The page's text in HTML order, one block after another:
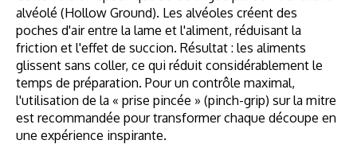
alvéolé (Hollow Ground). Les alvéoles créent des
poches d'air entre la lame et l'aliment, réduisant la
friction et l'effet de succion. Résultat : les aliments
glissent sans coller, ce qui réduit considérablement le
temps de préparation. Pour un contrôle maximal,
l'utilisation de la « prise pincée » (pinch-grip) sur la mitre
est recommandée pour transformer chaque découpe en
une expérience inspirante.